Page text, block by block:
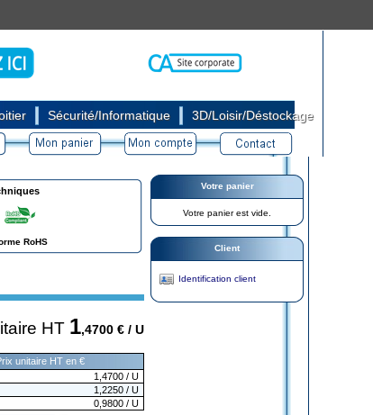
Sécurité/Informatique 3D/Loisir/Déstockage
RoHS
HT 1,4700 € / U
unitaire HT en €
1,4700 / U
1,2250 / U
0,9800 / U
Votre panier
Votre panier est vide.
Client
Identification client